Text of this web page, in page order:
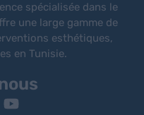
spécialisée dans le
une large gamme de
esthétiques,
en Tunisie.